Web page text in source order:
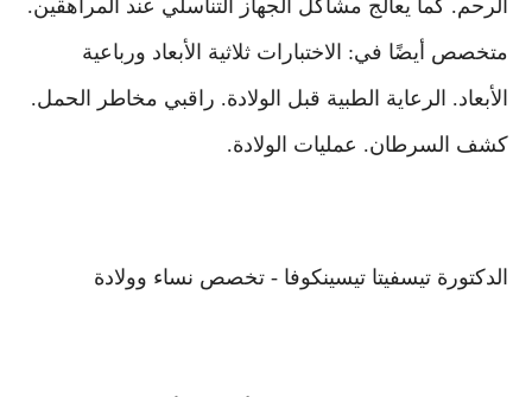
الرحم. كما يعالج مشاكل الجهاز التناسلي عند المراهقين.
متخصص أيضًا في: الاختبارات ثلاثية الأبعاد ورباعية
الأبعاد. الرعاية الطبية قبل الولادة. راقبي مخاطر الحمل.
كشف السرطان. عمليات الولادة.
الدكتورة تيسفيتا تيسينكوفا - تخصص نساء وولادة